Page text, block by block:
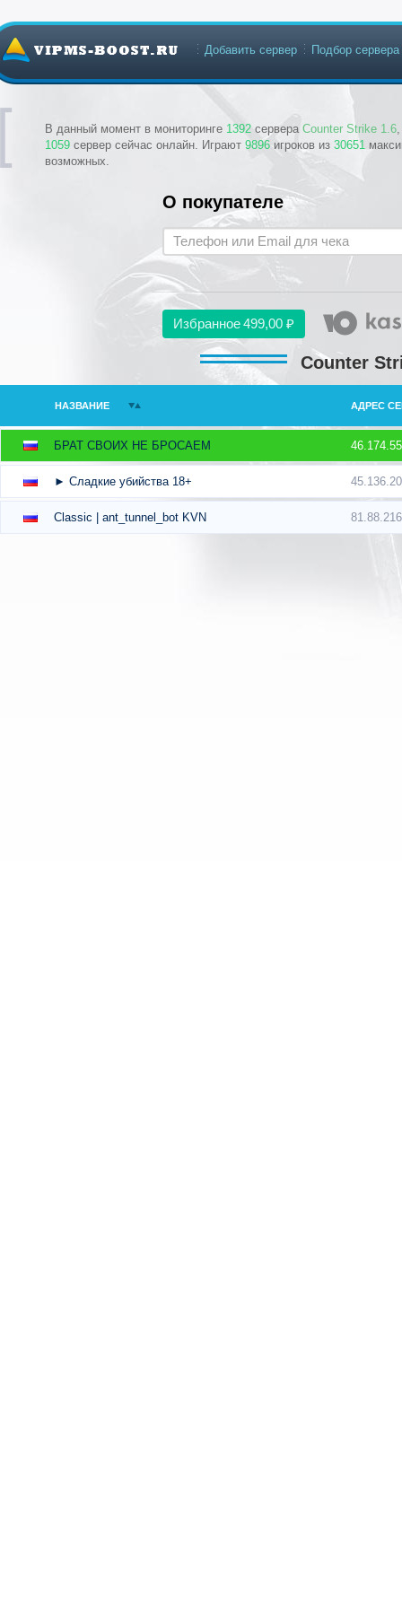
В данный момент в мониторинге 1392 сервера Counter Strike 1.6
1059 сервер сейчас онлайн. Играют 9896 игроков из 30651
возможных.
Добавить сервер Подбор сервера
О покупателе
Избранное499,00 ₽
Counter
НАЗВАНИЕ АДРЕС
БРАТ СВОИХ НЕ БРОСАЕМ
► Сладкие убийства 18+
Classic | ant_tunnel_bot KVN